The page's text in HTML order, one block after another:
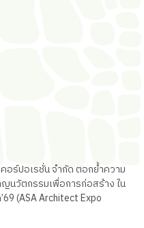
อร์ปอเรชั่น จำกัด ตอกย้ำความ
ญนวัตกรรมเพื่อการก่อสร้าง ใน
(ASA Architect Expo